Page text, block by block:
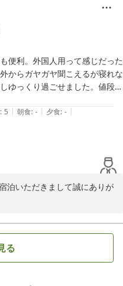
ただけるよう、スタッフ一同
意見をいただき、ありがとう
便利。外国人用って感じだった
からガヤガヤ聞こえるが寝れな
ゆっくり過ごせました。値段が
: 5 | 朝食: - | 夕食: - |
泊いただきまして誠にありが
る